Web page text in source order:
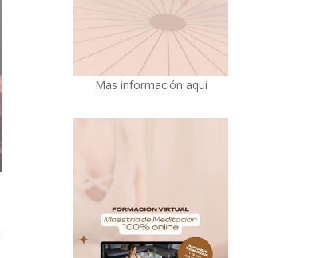
Mas información aqui